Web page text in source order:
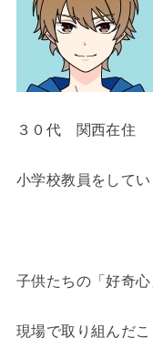
３０代 関西在住
小学校教員をしてい
子供たちの「好奇
現場で取り組んだ